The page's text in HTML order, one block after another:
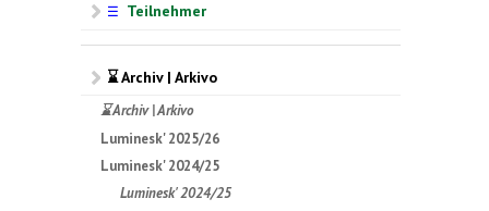
☰ Teilnehmer
⌛ Archiv | Arkivo
⌛ Archiv | Arkivo
Luminesk' 2025/26
Luminesk' 2024/25
Luminesk' 2024/25